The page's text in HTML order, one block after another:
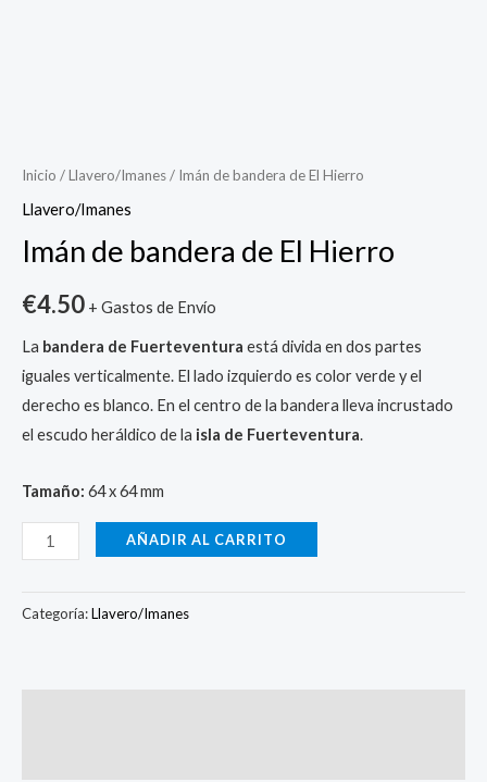
Inicio /Llavero/Imanes/ Imán de bandera de El Hierro
Llavero/Imanes
Imán de bandera de El Hierro
€4.50 + Gastos de Envío
La bandera de Fuerteventura está divida en dos partes
iguales verticalmente. El lado izquierdo es color verde y el
derecho es blanco. En el centro de la bandera lleva incrustado
el escudo heráldico de la isla de Fuerteventura.
Tamaño: 64 x 64 mm
bandera
de
Hierro
cantidad
AÑADIR AL CARRITO
Categoría:Llavero/Imanes